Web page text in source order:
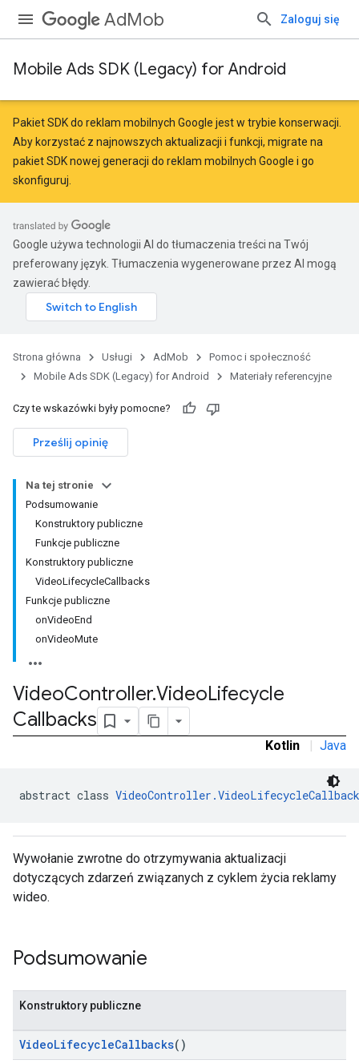
AdMob Zaloguj się
Mobile Ads SDK (Legacy) for Android
Pakiet SDK do reklam mobilnych Google jest w trybie konserwacji.
Aby korzystać z najnowszych aktualizacji i funkcji, migrate na
pakiet SDK nowej generacji do reklam mobilnych Google i go
skonfiguruj.
Google używa technologii AI do tłumaczenia treści na Twój
preferowany język. Tłumaczenia wygenerowane przez AI mogą
zawierać błędy.
Strona główna Usługi AdMob
Pomoc i społeczność
Mobile Ads SDK (Legacy) for Android
Materiały referencyjne
Czy te wskazówki były pomocne?
Prześlij opinię
Na tej stronie
Podsumowanie
Konstruktory publiczne
Funkcje publiczne
Konstruktory publiczne
VideoLifecycleCallbacks
Funkcje publiczne
onVideoEnd
onVideoMute
VideoController.VideoLifecycle
Callbacks
Kotlin | Java
abstract class
Wywołanie zwrotne do otrzymywania aktualizacji
dotyczących zdarzeń związanych z cyklem życia reklamy
wideo.
Podsumowanie
Konstruktory publiczne
VideoLifecycleCallbacks()